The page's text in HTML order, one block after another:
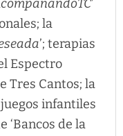
’
la
’; terapias
Espectro
Tres Cantos; la
infantiles
‘Bancos de la